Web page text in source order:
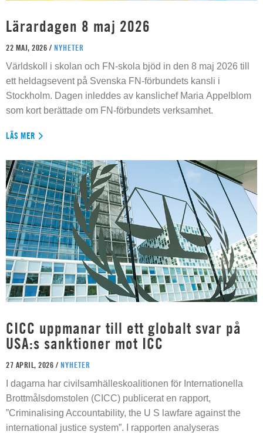
Lärardagen 8 maj 2026
22 MAJ, 2026 / NYHETER
Världskoll i skolan och FN-skola bjöd in den 8 maj 2026 till
ett heldagsevent på Svenska FN-förbundets kansli i
Stockholm. Dagen inleddes av kanslichef Maria Appelblom
som kort berättade om FN-förbundets verksamhet.
LÄS MER
CICC uppmanar till ett globalt svar på
USA:s sanktioner mot ICC
27 APRIL, 2026 / NYHETER
I dagarna har civilsamhälleskoalitionen för Internationella
Brottmålsdomstolen (CICC) publicerat en rapport,
”Criminalising Accountability, the U S lawfare against the
international justice system”. I rapporten analyseras